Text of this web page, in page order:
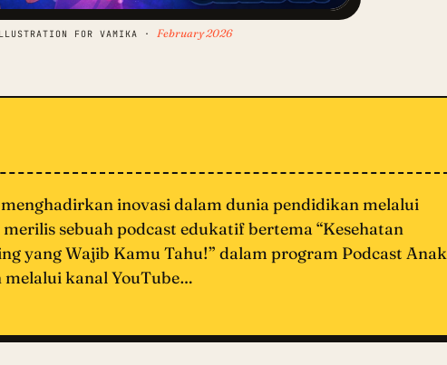
FOR VAMIKA · February 2026
inovasi dalam dunia pendidikan melalui
sebuah podcast edukatif bertema “Kesehatan
yang Wajib Kamu Tahu!” dalam program Podcast Anak
kanal YouTube…